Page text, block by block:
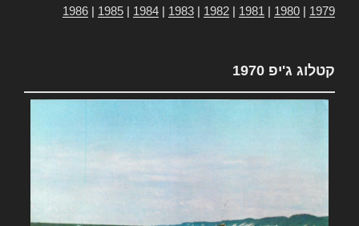
1979
1980
1981
1982
1983
1984
1985
1986
קטלוג ג'יפ 1970